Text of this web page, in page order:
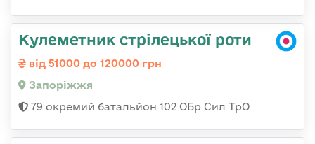
Кулеметник стрілецької роти
від 51000 до 120000 грн
Запоріжжя
79 окремий батальйон 102 ОБр Сил ТрО